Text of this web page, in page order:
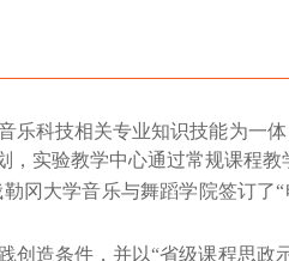
乐科技相关专业知识技能为一
，实验教学中心通过常规课程教
冈大学音乐与舞蹈学院签订了
创造条件，并以“省级课程思政